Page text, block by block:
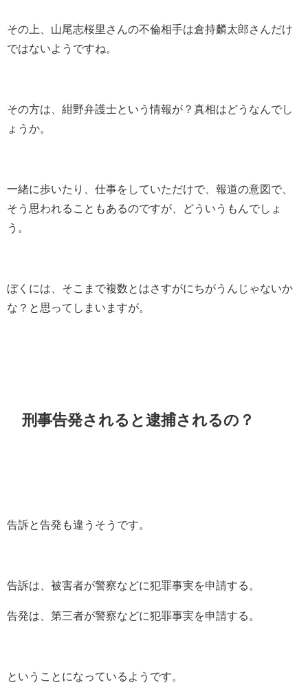
その上、山尾志桜里さんの不倫相手は倉持麟太郎さんだけ
ではないようですね。
その方は、紺野弁護士という情報が？真相はどうなんでし
ょうか。
一緒に歩いたり、仕事をしていただけで、報道の意図で、
そう思われることもあるのですが、どういうもんでしょ
う。
ぼくには、そこまで複数とはさすがにちがうんじゃないか
な？と思ってしまいますが。
刑事告発されると逮捕されるの？
告訴と告発も違うそうです。
告訴は、被害者が警察などに犯罪事実を申請する。
告発は、第三者が警察などに犯罪事実を申請する。
ということになっているようです。